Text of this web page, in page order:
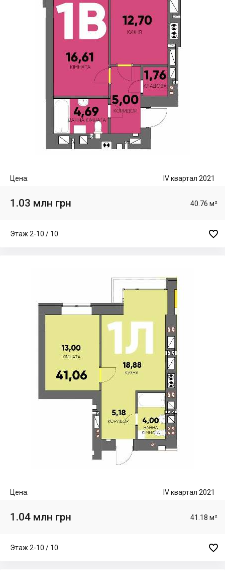
Цена: IV квартал 2021
1.03 млн грн 40.76 м²
Этаж 2-10 / 10 
Цена: IV квартал 2021
1.04 млн грн 41.18 м²
Этаж 2-10 / 10 